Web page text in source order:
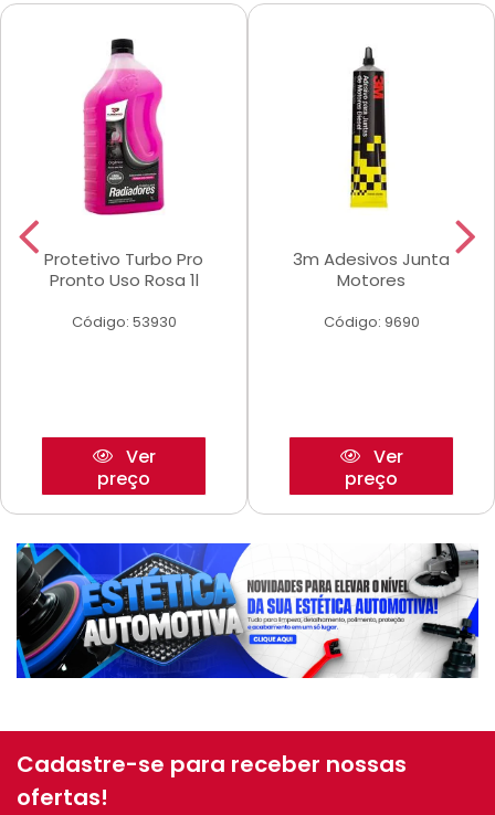
Protetivo Turbo Pro
Pronto Uso Rosa 1l
Código: 53930
Ver
preço
3m Adesivos Junta
Motores
Código: 9690
Ver
preço
Cadastre-se para receber nossas
ofertas!